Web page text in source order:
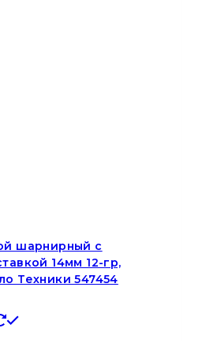
шарнирный с
14мм 12-гр,
Техники 547454